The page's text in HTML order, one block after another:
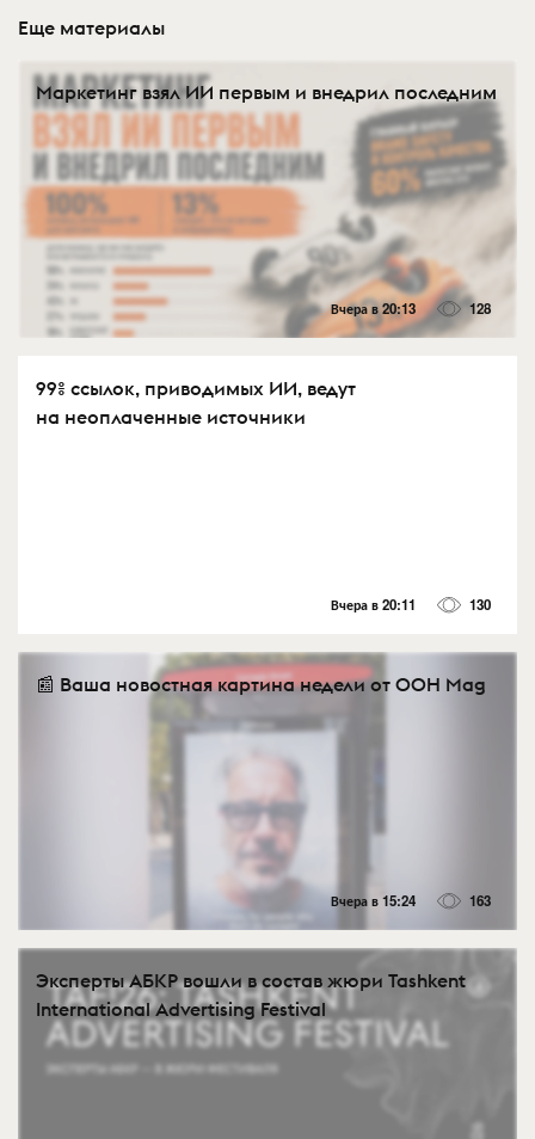
Еще материалы
Маркетинг взял ИИ первым и внедрил последним
Вчера в 20:13 128
99% ссылок, приводимых ИИ, ведут
на неоплаченные источники
Вчера в 20:11 130
📰 Ваша новостная картина недели от OOH Mag
Вчера в 15:24 163
Эксперты АБКР вошли в состав жюри Tashkent
International Advertising Festival